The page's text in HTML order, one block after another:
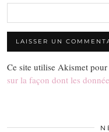
Ce site utilise Akismet
sur la façon dont les